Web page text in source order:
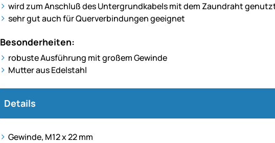
wird zum Anschluß des Untergrundkabels mit dem Zaundraht
sehr gut auch für Querverbindungen geeignet
Besonderheiten:
robuste Ausführung mit großem Gewinde
Mutter aus Edelstahl
Details
Gewinde, M12 x 22 mm